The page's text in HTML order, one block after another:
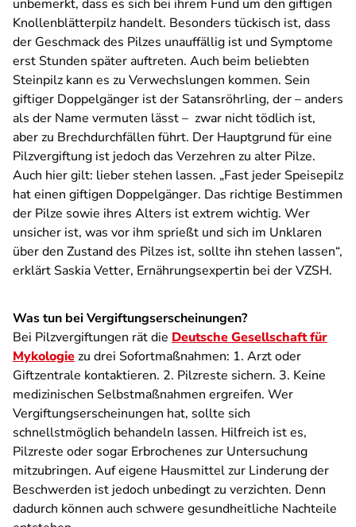
unbemerkt, dass es sich bei ihrem Fund um den giftigen
Knollenblätterpilz handelt. Besonders tückisch ist, dass
der Geschmack des Pilzes unauffällig ist und Symptome
erst Stunden später auftreten. Auch beim beliebten
Steinpilz kann es zu Verwechslungen kommen. Sein
giftiger Doppelgänger ist der Satansröhrling, der – anders
als der Name vermuten lässt – zwar nicht tödlich ist,
aber zu Brechdurchfällen führt. Der Hauptgrund für eine
Pilzvergiftung ist jedoch das Verzehren zu alter Pilze.
Auch hier gilt: lieber stehen lassen. „Fast jeder Speisepilz
hat einen giftigen Doppelgänger. Das richtige Bestimmen
der Pilze sowie ihres Alters ist extrem wichtig. Wer
unsicher ist, was vor ihm sprießt und sich im Unklaren
über den Zustand des Pilzes ist, sollte ihn stehen lassen“,
erklärt Saskia Vetter, Ernährungsexpertin bei der VZSH.
Was tun bei Vergiftungserscheinungen?
Bei Pilzvergiftungen rät die Deutsche Gesellschaft für
Mykologiezu drei Sofortmaßnahmen: 1. Arzt oder
Giftzentrale kontaktieren. 2. Pilzreste sichern. 3. Keine
medizinischen Selbstmaßnahmen ergreifen. Wer
Vergiftungserscheinungen hat, sollte sich
schnellstmöglich behandeln lassen. Hilfreich ist es,
Pilzreste oder sogar Erbrochenes zur Untersuchung
mitzubringen. Auf eigene Hausmittel zur Linderung der
Beschwerden ist jedoch unbedingt zu verzichten. Denn
dadurch können auch schwere gesundheitliche Nachteile